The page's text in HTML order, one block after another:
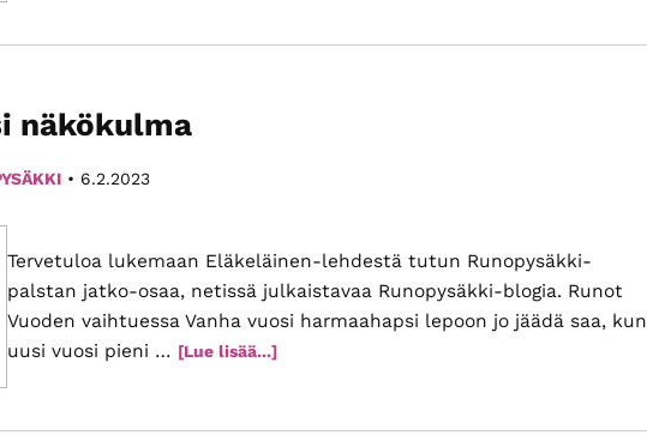
näkökulma
• 6.2.2023
Tervetuloa lukemaan Eläkeläinen-lehdestä tutun Runopysäkki-
palstan jatko-osaa, netissä julkaistavaa Runopysäkki-blogia. Runot
Vuoden vaihtuessa Vanha vuosi harmaahapsi lepoon jo jäädä saa, kun
uusi vuosi pieni … [Lue lisää...]tietoaUusi
näkökulma